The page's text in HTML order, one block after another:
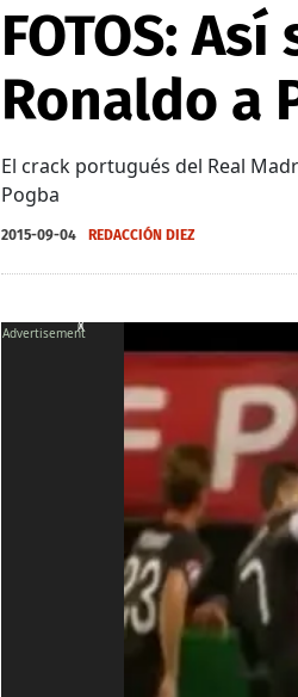
FOTOS:
Ronaldo a
El crack portugués del Real
Pogba
2015-09-04 REDACCIÓN DIEZ
X